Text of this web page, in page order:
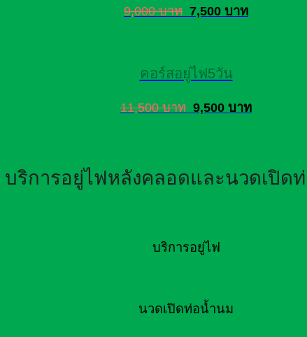
9,000 บาท 7,500 บาท
คอร์สอยู่ไฟ5วัน
11,500 บาท 9,500 บาท
บริการอยู่ไฟหลังคลอดและนวดเปิด
บริการอยู่ไฟ
นวดเปิดท่อน้ำนม